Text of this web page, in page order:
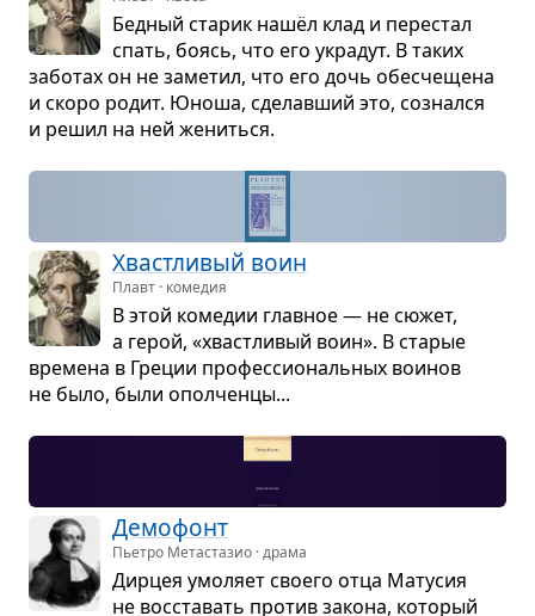
Бед­ный ста­рик нашёл клад и пере­стал
спать, боясь, что его укра­дут. В таких
забо­тах он не заме­тил, что его дочь обес­че­щена
и скоро родит. Юноша, сде­лав­ший это, сознался
и решил на ней жениться.
Хваст­ли­вый воин
Плавт · комедия
В этой коме­дии глав­ное — не сюжет,
а герой, «хваст­ли­вый воин». В ста­рые
вре­мена в Гре­ции про­фес­си­о­наль­ных вои­нов
не было, были опол­ченцы...
Демо­фонт
Пьетро Метастазио · драма
Дир­цея умо­ляет сво­его отца Мату­сия
не вос­ста­вать про­тив закона, кото­рый